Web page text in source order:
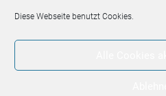
Diese Webseite benutzt Cookies.